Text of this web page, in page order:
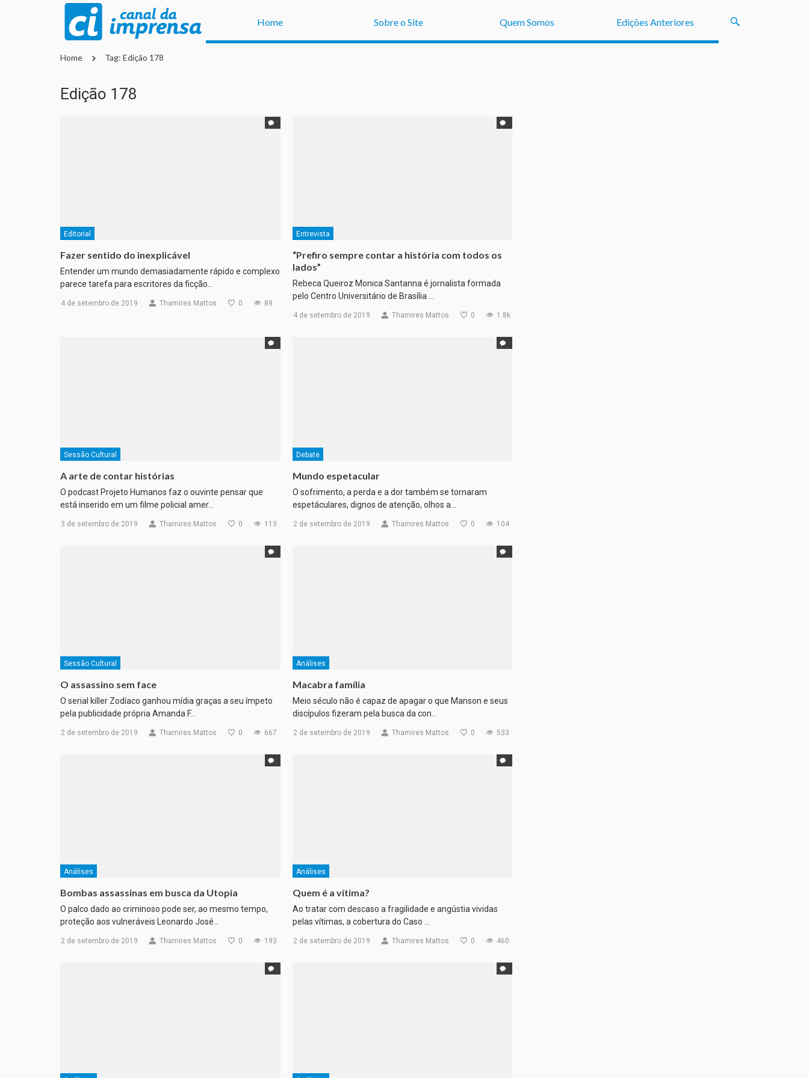
Home Sobre o Site Quem Somos Edições Anteriores
Home Tag: Edição 178
Edição 178
Editorial
Fazer sentido do inexplicável
Entender um mundo demasiadamente rápido e complexo
parece tarefa para escritores da ficção…
4 de setembro de 2019 Thamires Mattos 0 89
Entrevista
“Prefiro sempre contar a história com todos os
lados”
Rebeca Queiroz Monica Santanna é jornalista formada
pelo Centro Universitário de Brasília …
4 de setembro de 2019 Thamires Mattos 0 1.8k
Sessão Cultural
A arte de contar histórias
O podcast Projeto Humanos faz o ouvinte pensar que
está inserido em um filme policial amer…
3 de setembro de 2019 Thamires Mattos 0 113
Debate
Mundo espetacular
O sofrimento, a perda e a dor também se tornaram
espetáculares, dignos de atenção, olhos a…
2 de setembro de 2019 Thamires Mattos 0 104
Sessão Cultural
O assassino sem face
O serial killer Zodíaco ganhou mídia graças a seu ímpeto
pela publicidade própria Amanda F…
2 de setembro de 2019 Thamires Mattos 0 667
Análises
Macabra família
Meio século não é capaz de apagar o que Manson e seus
discípulos fizeram pela busca da con…
2 de setembro de 2019 Thamires Mattos 0 533
Análises
Bombas assassinas em busca da Utopia
O palco dado ao criminoso pode ser, ao mesmo tempo,
proteção aos vulneráveis Leonardo José…
2 de setembro de 2019 Thamires Mattos 0 193
Análises
Quem é a vítima?
Ao tratar com descaso a fragilidade e angústia vividas
pelas vítimas, a cobertura do Caso …
2 de setembro de 2019 Thamires Mattos 0 460